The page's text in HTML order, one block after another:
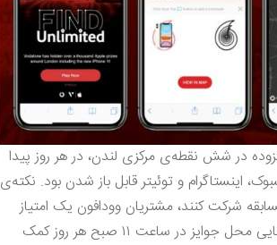
در شش نقطه‌ی مرکزی لندن، در هر روز پیدا
اینستاگرام و توئیتر قابل باز شدن بود. نکته‌ی
شرکت کنند، مشتریان وودافون یک امتیاز
ویژه داشتند، آن‌ها سرنخ‌هایی اختصاصی داشتند که بهشان در شناسایی محل جوایز در ساعت ۱۱ صبح هر روز کمک